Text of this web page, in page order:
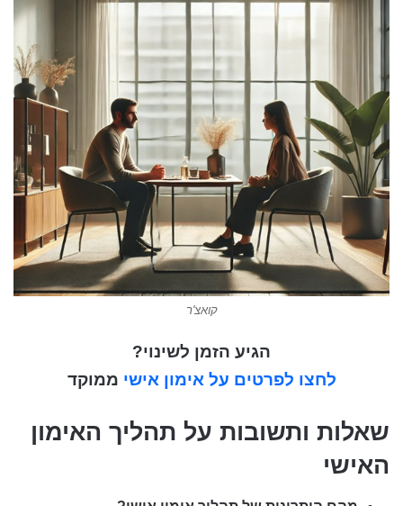
קואצ'ר
הגיע הזמן לשינוי?
לחצו לפרטים על אימון אישי ממוקד
שאלות ותשובות על תהליך האימון
האישי